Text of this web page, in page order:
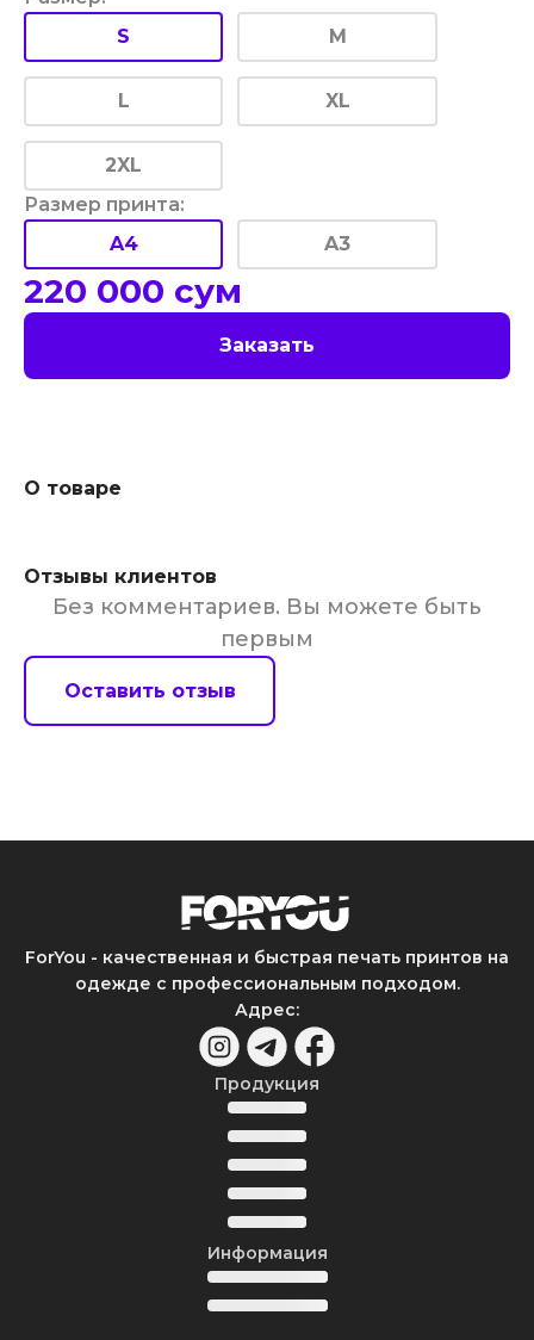
S
M
L XL
2XL
Размер принта:
A4
A3
220 000 сум
Заказать
О товаре
Отзывы клиентов
Без комментариев. Вы можете быть
первым
Оставить отзыв
ForYou - качественная и быстрая печать принтов на
одежде с профессиональным подходом.
Адрес:
Продукция
Информация